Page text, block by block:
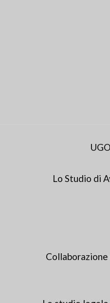
Lo Studio di